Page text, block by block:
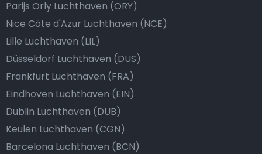
Parijs Orly Luchthaven (ORY)
Nice Côte d'Azur Luchthaven (NCE)
Lille Luchthaven (LIL)
Düsseldorf Luchthaven (DUS)
Frankfurt Luchthaven (FRA)
Eindhoven Luchthaven (EIN)
Dublin Luchthaven (DUB)
Keulen Luchthaven (CGN)
Barcelona Luchthaven (BCN)